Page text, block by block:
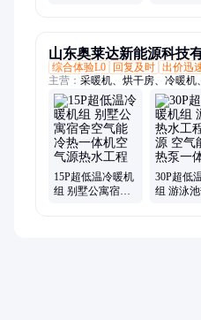
山东奥莱达新能源科技
综合体验L0
回复及时 出价迅
主营： 采暖机、烘干房、冷暖机
暖机、地暖机、加热泵、烘干
暖热泵、变频机组、热水热泵
泵、商用主机、热泵空调、供
源热泵、供暖大棚
15P超低温冷暖机
组 别墅公寓宿舍
30P超低
组 游泳